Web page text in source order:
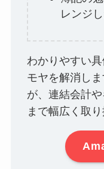
レンジ
わかりやすい
モヤを解消し
が、連結会計
まで幅広く取り